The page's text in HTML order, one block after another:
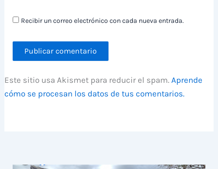
Recibir un correo electrónico con cada nueva entrada.
Este sitio usa Akismet para reducir el spam.Aprende
cómo se procesan los datos de tus comentarios.